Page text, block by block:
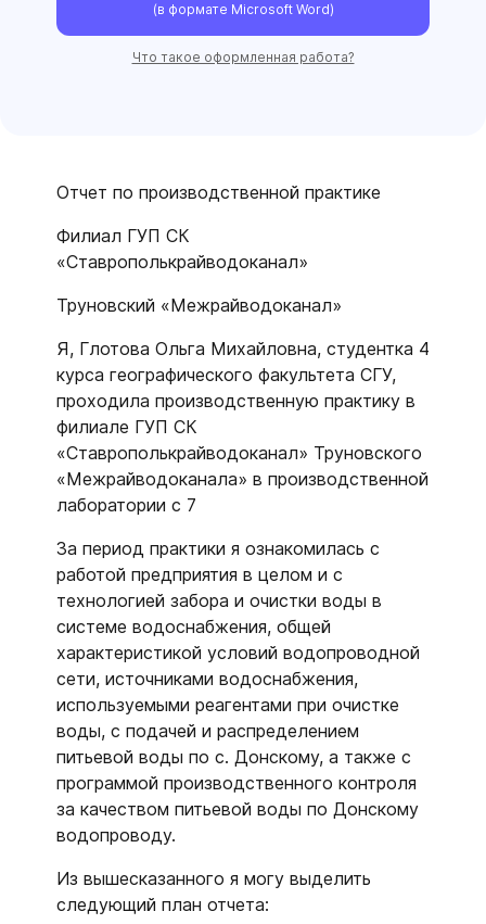
(в формате Microsoft Word)
Что такое оформленная работа?
Отчет по производственной практике
Филиал ГУП СК
«Ставрополькрайводоканал»
Труновский «Межрайводоканал»
Я, Глотова Ольга Михайловна, студентка 4
курса географического факультета СГУ,
проходила производственную практику в
филиале ГУП СК
«Ставрополькрайводоканал» Труновского
«Межрайводоканала» в производственной
лаборатории с 7
За период практики я ознакомилась с
работой предприятия в целом и с
технологией забора и очистки воды в
системе водоснабжения, общей
характеристикой условий водопроводной
сети, источниками водоснабжения,
используемыми реагентами при очистке
воды, с подачей и распределением
питьевой воды по с. Донскому, а также с
программой производственного контроля
за качеством питьевой воды по Донскому
водопроводу.
Из вышесказанного я могу выделить
следующий план отчета: